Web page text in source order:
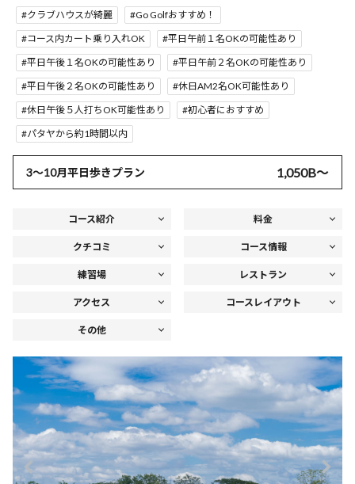
クラブハウスが綺麗
Go Golfおすすめ！
コース内カート乗り入れOK
平日午前１名OKの可能性あり
平日午後１名OKの可能性あり
平日午前２名OKの可能性あり
平日午後２名OKの可能性あり
休日AM2名OK可能性あり
休日午後５人打ちOK可能性あり
初心者におすすめ
パタヤから約1時間以内
3～10月平日歩きプラン 1,050B〜
コース紹介 料金
クチコミ コース情報
練習場 レストラン
アクセス コースレイアウト
その他